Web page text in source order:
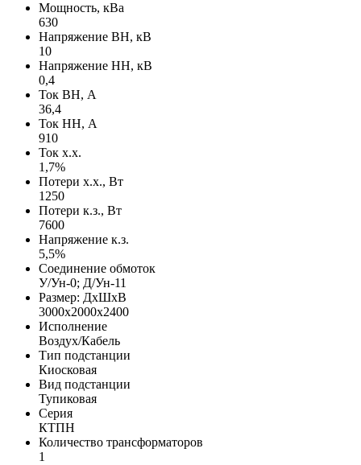
Мощность, кВа
630
Напряжение ВН, кВ
10
Напряжение НН, кВ
0,4
Ток ВН, А
36,4
Ток НН, А
910
Ток х.х.
1,7%
Потери х.х., Вт
1250
Потери к.з., Вт
7600
Напряжение к.з.
5,5%
Соединение обмоток
У/Ун-0; Д/Ун-11
Размер: ДхШхВ
3000х2000х2400
Исполнение
Воздух/Кабель
Тип подстанции
Киосковая
Вид подстанции
Тупиковая
Серия
КТПН
Количество трансформаторов
1